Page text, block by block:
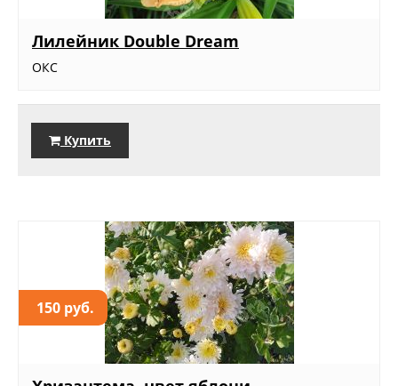
Лилейник Double Dream
ОКС
Купить
150 руб.